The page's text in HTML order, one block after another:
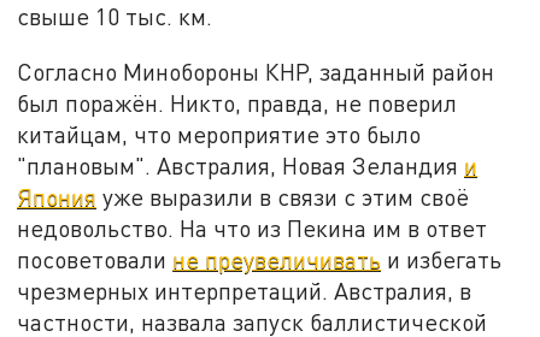
свыше 10 тыс. км.
Согласно Минобороны КНР, заданный район
был поражён. Никто, правда, не поверил
китайцам, что мероприятие это было
"плановым". Австралия, Новая Зеландия и
Япония уже выразили в связи с этим своё
недовольство. На что из Пекина им в ответ
посоветовали не преувеличивать и избегать
чрезмерных интерпретаций. Австралия, в
частности, назвала запуск баллистической